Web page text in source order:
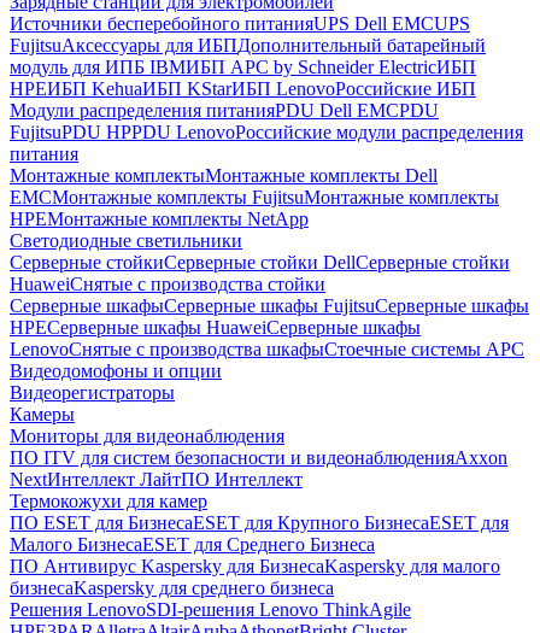
Источники бесперебойного питанияUPS Dell EMCUPS
FujitsuАксессуары для ИБПДополнительный батарейный
модуль для ИПБ IBMИБП APC by Schneider ElectricИБП
HPEИБП KehuaИБП KStarИБП LenovoРоссийские ИБП
Модули распределения питанияPDU Dell EMCPDU
FujitsuPDU HPPDU LenovoРоссийские модули распределения
питания
Монтажные комплектыМонтажные комплекты Dell
EMCМонтажные комплекты FujitsuМонтажные комплекты
HPEМонтажные комплекты NetApp
Светодиодные светильники
Серверные стойкиСерверные стойки DellСерверные стойки
HuaweiСнятые с производства стойки
Серверные шкафыСерверные шкафы FujitsuСерверные шкафы
HPEСерверные шкафы HuaweiСерверные шкафы
LenovoСнятые с производства шкафыСтоечные системы APC
Видеодомофоны и опции
Видеорегистраторы
Камеры
Мониторы для видеонаблюдения
ПО ITV для систем безопасности и видеонаблюденияAxxon
NextИнтеллект ЛайтПО Интеллект
Термокожухи для камер
ПО ESET для БизнесаESET для Крупного БизнесаESET для
Малого БизнесаESET для Среднего Бизнеса
ПО Антивирус Kaspersky для БизнесаKaspersky для малого
бизнесаKaspersky для среднего бизнеса
Решения LenovoSDI-решения Lenovo ThinkAgile